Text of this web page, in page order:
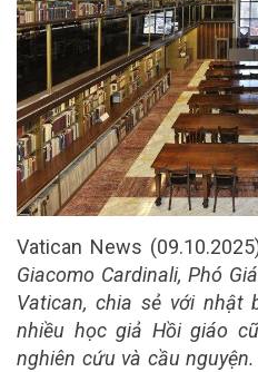
Vatican News
Giacomo Cardinali, Phó
Vatican, chia sẻ với nhật
nhiều học giả Hồi giáo
nghiên cứu và cầu